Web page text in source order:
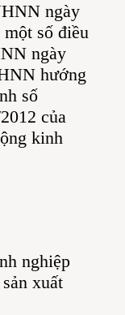
ngày
số điều
ngày
hướng
số
của
kinh
nghiệp
xuất